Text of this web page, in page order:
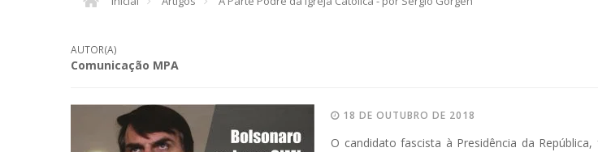
AUTOR(A)
Comunicação MPA
18 DE OUTUBRO DE 2018
O candidato fascista à Presidência da